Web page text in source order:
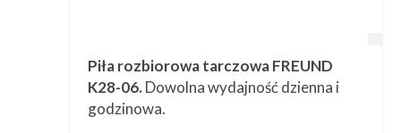
Piła rozbiorowa tarczowa FREUND
K28-06.Dowolna wydajność dzienna i
godzinowa.